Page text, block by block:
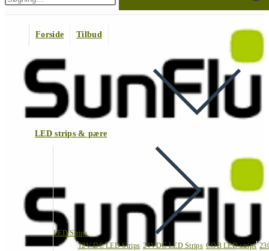
Forside
Tilbud
LED strips & pære
LED Strips
12V DC LED Strips 24VDC LED Strips COB LED strips